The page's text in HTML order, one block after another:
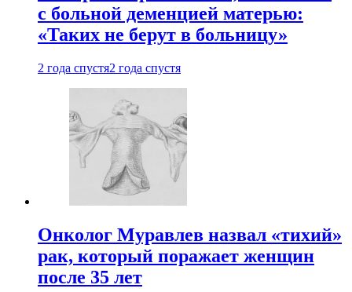
с больной деменцией матерью:
«Таких не берут в больницу»
2 года спустя2 года спустя
Онколог Муравлев назвал «тихий»
рак, который поражает женщин
после 35 лет